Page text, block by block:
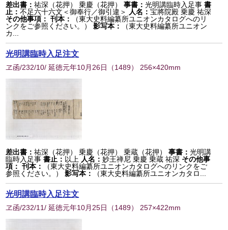
差出書：祐深（花押） 乗慶（花押） 事書：光明講臨時入足事書
止：不足六十六文＜御奉行／御引違＞ 人名：宝將院殿 乗慶 祐深
その他事項： 刊本：
（東大史料編纂所ユニオンカタログへのリ
ンクをご参照ください。）
影写本：
（東大史料編纂所ユニオン
カ...
光明講臨時入足注文
ヱ函/232/10/ 延徳元年10月26日 （1489） 256×420mm
差出書：祐深（花押） 乗慶（花押） 乗蔵（花押） 事書：光明講
臨時入足事書止： 以上 人名：妙王禅尼 乗慶 乗蔵 祐深 その他事
項： 刊本：
（東大史料編纂所ユニオンカタログへのリンクをご
参照ください。）
影写本： （東大史料編纂所ユニオンカタロ...
光明講臨時入足注文
ヱ函/232/11/ 延徳元年10月25日 （1489） 257×422mm